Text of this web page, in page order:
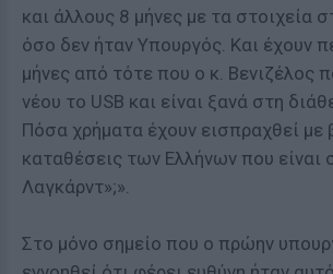
και άλλους 8 μήνες με τα στοιχεία
όσο δεν ήταν Υπουργός. Και έχουν
μήνες από τότε που ο κ. Βενιζέλος
νέου το USB και είναι ξανά στη
Πόσα χρήματα έχουν εισπραχθεί με
καταθέσεις των Ελλήνων που είναι
Λαγκάρντ»;».
Στο μόνο σημείο που ο πρώην